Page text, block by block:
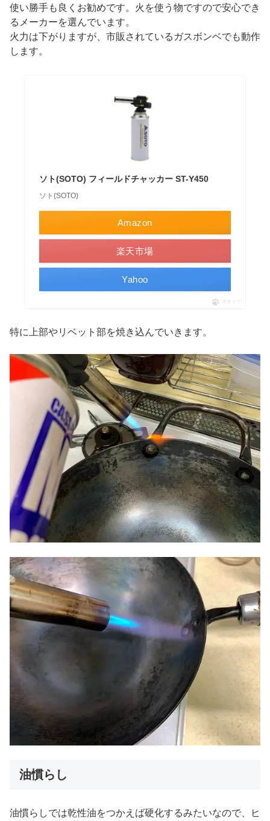
使い勝手も良くお勧めです。火を使う物ですので安心でき
るメーカーを選んでいます。
火力は下がりますが、市販されているガスボンベでも動作
します。
ソト(SOTO) フィールドチャッカー ST-Y450
ソト(SOTO)
Amazon
楽天市場
Yahoo
ポチップ
特に上部やリベット部を焼き込んでいきます。
油慣らし
油慣らしでは乾性油をつかえば硬化するみたいなので、ヒ